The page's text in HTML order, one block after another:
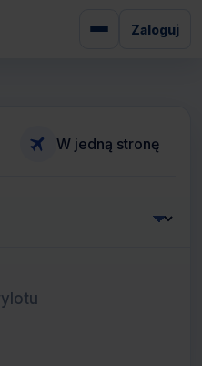
Zaloguj
W jedną stronę